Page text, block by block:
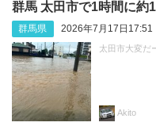
群馬 太田市で1時間に約
群馬県 2026年7月17日17:51
太田市大変だ
Akito